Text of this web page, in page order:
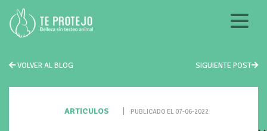
VOLVER AL BLOG SIGUIENTE POST
ARTICULOS PUBLICADO EL 07-06-2022